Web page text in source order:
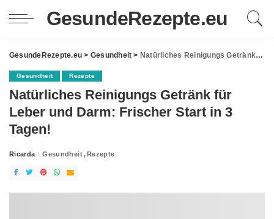
GesundeRezepte.eu
GesundeRezepte.eu > Gesundheit > Natürliches Reinigungs Getränk für Leber und Darm: Frischer Start in 3 Tagen!
Gesundheit Rezepte
Natürliches Reinigungs Getränk für
Leber und Darm: Frischer Start in 3
Tagen!
Posted
Ricarda Gesundheit Rezepte